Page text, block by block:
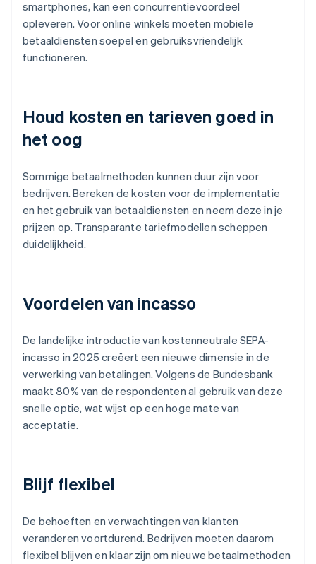
smartphones, kan een concurrentievoordeel
opleveren. Voor online winkels moeten mobiele
betaaldiensten soepel en gebruiksvriendelijk
functioneren.
Houd kosten en tarieven goed in
het oog
Sommige betaalmethoden kunnen duur zijn voor
bedrijven. Bereken de kosten voor de implementatie
en het gebruik van betaaldiensten en neem deze in je
prijzen op. Transparante tariefmodellen scheppen
duidelijkheid.
Voordelen van incasso
De landelijke introductie van kostenneutrale SEPA-
incasso in 2025 creëert een nieuwe dimensie in de
verwerking van betalingen. Volgens de Bundesbank
maakt 80% van de respondenten al gebruik van deze
snelle optie, wat wijst op een hoge mate van
acceptatie.
Blijf flexibel
De behoeften en verwachtingen van klanten
veranderen voortdurend. Bedrijven moeten daarom
flexibel blijven en klaar zijn om nieuwe betaalmethoden